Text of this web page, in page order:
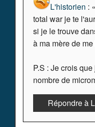
L'historien :
total war je te
si je le trouve
à ma mère de
P.S : Je crois
nombre de
Répondre à